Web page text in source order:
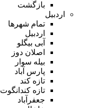
بازگشت
اردبیل
تمام شهر‌ها
اردبیل
آبی بیگلو
اصلان دوز
بیله سوار
پارس آباد
تازه کند
تازه کندانگوت
جعفرآباد